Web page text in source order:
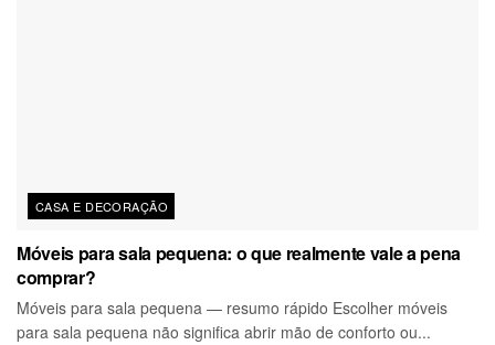
CASA E DECORAÇÃO
Móveis para sala pequena: o que realmente vale a pena
comprar?
Móveis para sala pequena — resumo rápido Escolher móveis
para sala pequena não significa abrir mão de conforto ou...